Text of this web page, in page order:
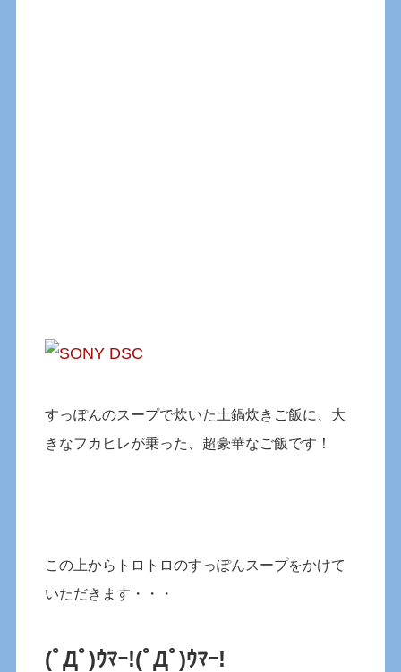
すっぽんのスープで炊いた土鍋炊きご飯に、大
きなフカヒレが乗った、超豪華なご飯です！
この上からトロトロのすっぽんスープをかけて
いただきます・・・
(ﾟДﾟ)ｳﾏｰ!(ﾟДﾟ)ｳﾏｰ!